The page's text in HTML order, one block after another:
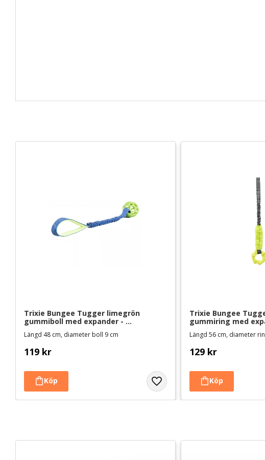
Trixie Bungee Tugger limegrön
gummiboll med expander -
hundleksak
Längd 48 cm, diameter boll 9 cm
119 kr
Trixie Bungee
gummiring med
hundleksak
Längd 56 cm, diameter
129 kr